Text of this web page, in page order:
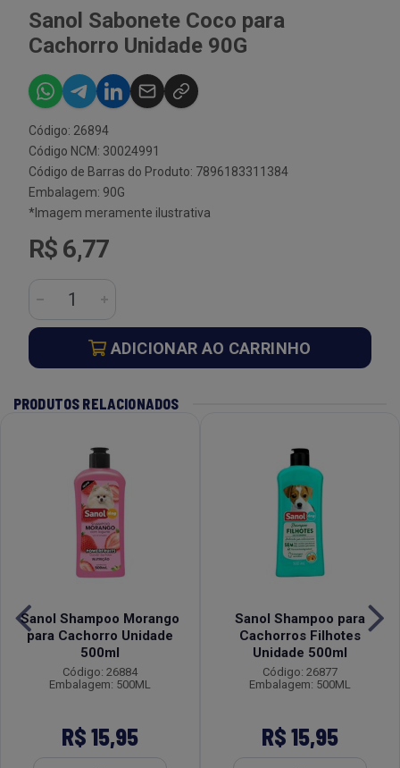
Sanol Sabonete Coco para
Cachorro Unidade 90G
Código: 26894
Código NCM: 30024991
Código de Barras do Produto: 7896183311384
Embalagem: 90G
*Imagem meramente ilustrativa
R$ 6,77
ADICIONAR AO CARRINHO
PRODUTOS RELACIONADOS
Sanol Shampoo Morango
para Cachorro Unidade
500ml
Código: 26884
Embalagem: 500ML
R$ 15,95
Sanol Shampoo para
Cachorros Filhotes
Unidade 500ml
Código: 26877
Embalagem: 500ML
R$ 15,95